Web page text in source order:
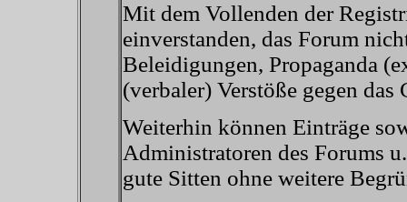
Mit dem Vollenden der
einverstanden, das Forum
Beleidigungen, Propaganda
(verbaler) Verstöße gegen das
Weiterhin können Einträge
Administratoren des Forums
gute Sitten ohne weitere